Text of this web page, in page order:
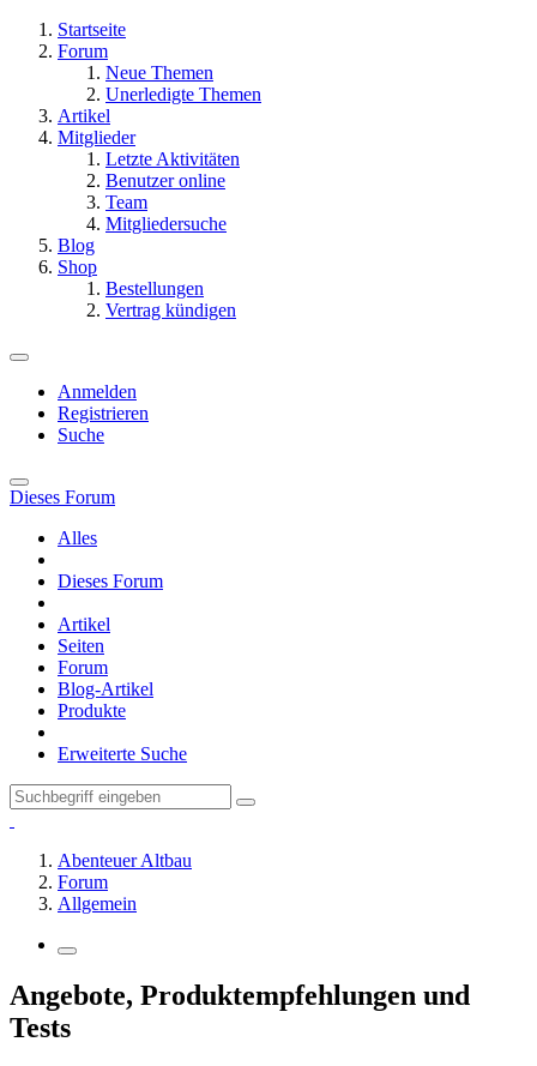
Startseite
Forum
Neue Themen
Unerledigte Themen
Artikel
Mitglieder
Letzte Aktivitäten
Benutzer online
Team
Mitgliedersuche
Blog
Shop
Bestellungen
Vertrag kündigen
Anmelden
Registrieren
Suche
Dieses Forum
Alles
Dieses Forum
Artikel
Seiten
Forum
Blog-Artikel
Produkte
Erweiterte Suche
Abenteuer Altbau
Forum
Allgemein
Angebote, Produktempfehlungen und
Tests